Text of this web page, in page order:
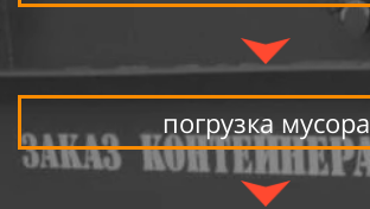
погрузка мусора